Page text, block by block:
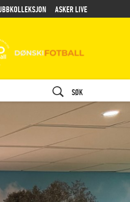
ASKER LIVE
SØK